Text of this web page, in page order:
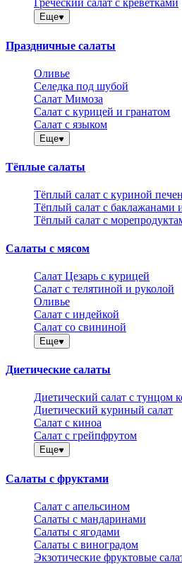
Греческий салат с креветками
Еще
Праздничные салаты
Оливье
Селедка под шубой
Салат Мимоза
Салат с курицей и гранатом
Салат с языком
Еще
Тёплые салаты
Тёплый салат с куриной
Тёплый салат с баклажанами
Тёплый салат с
Салаты с мясом
Салат Цезарь с курицей
Салат с телятиной и руколой
Оливье
Салат с индейкой
Салат со свининой
Еще
Диетические салаты
Диетический салат с тунцом
Диетический куриный салат
Салат с киноа
Салат с грейпфрутом
Еще
Салаты с фруктами
Салат с апельсином
Салаты с мандаринами
Салаты с ягодами
Салаты с виноградом
Экзотические фруктовые